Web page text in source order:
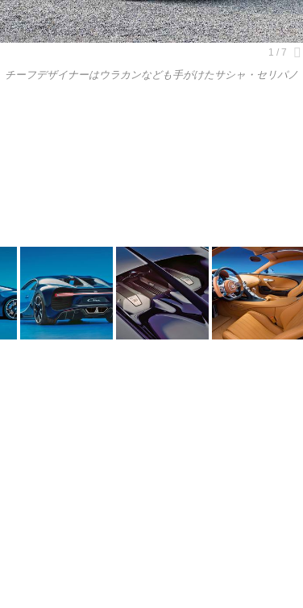
ーフデザイナーはウラカンなども手がけたサシャ・セリパノ